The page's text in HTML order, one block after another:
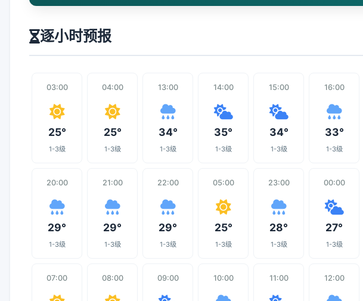
逐小时预报
03:00
25°
1-3级
04:00
25°
1-3级
13:00
34°
1-3级
14:00
35°
1-3级
15:00
34°
1-3级
16:00
33°
1-3级
20:00
29°
1-3级
21:00
29°
1-3级
22:00
29°
1-3级
05:00
25°
1-3级
23:00
28°
1-3级
00:00
27°
1-3级
07:00 08:00 09:00 10:00 11:00 12:00